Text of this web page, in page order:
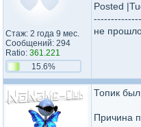
Стаж: 2 года 9 мес.
Сообщений: 294
Ratio: 361.221
15.6%
Posted
не
Топик
Причина